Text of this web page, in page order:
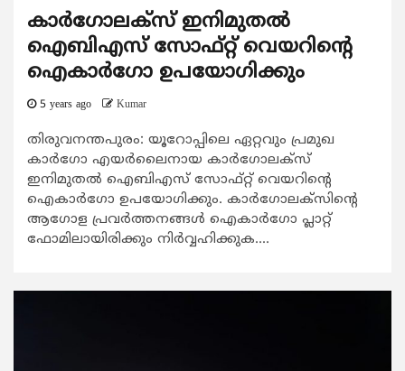
കാര്‍ഗോലക്സ് ഇനിമുതല്‍
ഐബിഎസ് സോഫ്റ്റ് വെയറിന്‍റെ
ഐകാര്‍ഗോ ഉപയോഗിക്കും
5 years ago Kumar
തിരുവനന്തപുരം: യൂറോപ്പിലെ ഏറ്റവും പ്രമുഖ
കാര്‍ഗോ എയര്‍ലൈനായ കാര്‍ഗോലക്സ്
ഇനിമുതല്‍ ഐബിഎസ് സോഫ്റ്റ് വെയറിന്‍റെ
ഐകാര്‍ഗോ ഉപയോഗിക്കും. കാര്‍ഗോലക്സിന്‍റെ
ആഗോള പ്രവര്‍ത്തനങ്ങള്‍ ഐകാര്‍ഗോ പ്ലാറ്റ്
ഫോമിലായിരിക്കും നിര്‍വ്വഹിക്കുക....